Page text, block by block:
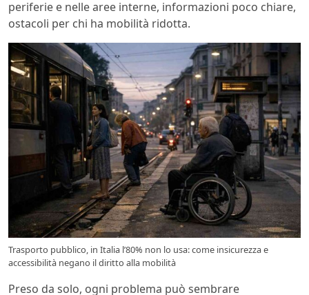
periferie e nelle aree interne, informazioni poco chiare,
ostacoli per chi ha mobilità ridotta.
Trasporto pubblico, in Italia l’80% non lo usa: come insicurezza e
accessibilità negano il diritto alla mobilità
Preso da solo, ogni problema può sembrare